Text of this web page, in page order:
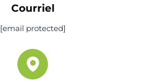
Courriel
[email protected]